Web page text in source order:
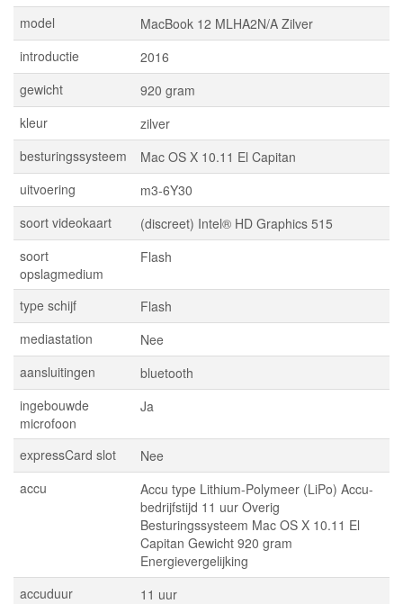
model
MacBook 12 MLHA2N/A Zilver
introductie
2016
gewicht
920 gram
kleur
zilver
besturingssysteem
Mac OS X 10.11 El Capitan
uitvoering
m3-6Y30
soort videokaart
(discreet) Intel® HD Graphics 515
soort
opslagmedium
Flash
type schijf
Flash
mediastation
Nee
aansluitingen
bluetooth
ingebouwde
microfoon
Ja
expressCard slot
Nee
accu
Accu type Lithium-Polymeer (LiPo) Accu-
bedrijfstijd 11 uur Overig
Besturingssysteem Mac OS X 10.11 El
Capitan Gewicht 920 gram
Energievergelijking
accuduur
11 uur